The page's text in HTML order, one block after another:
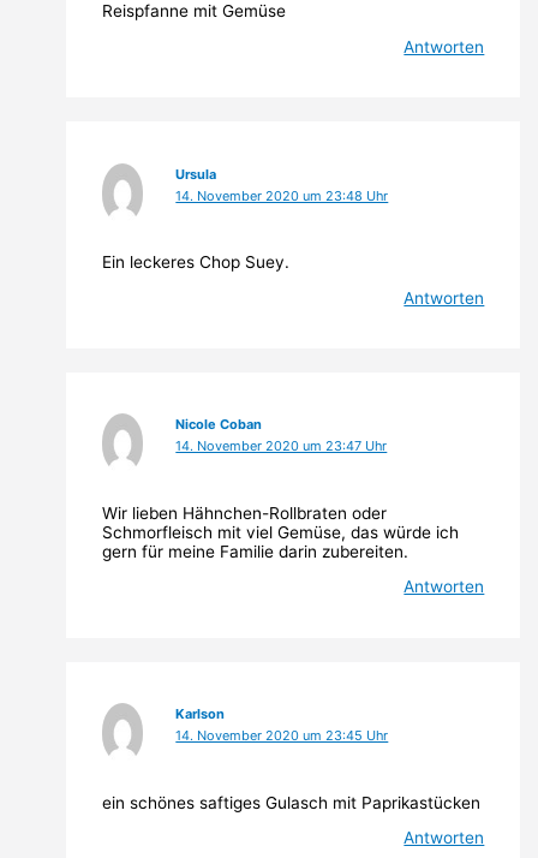
Reispfanne mit Gemüse
Antworten
Ursula
14. November 2020 um 23:48 Uhr
Ein leckeres Chop Suey.
Antworten
Nicole Coban
14. November 2020 um 23:47 Uhr
Wir lieben Hähnchen-Rollbraten oder
Schmorfleisch mit viel Gemüse, das würde ich
gern für meine Familie darin zubereiten.
Antworten
Karlson
14. November 2020 um 23:45 Uhr
ein schönes saftiges Gulasch mit Paprikastücken
Antworten